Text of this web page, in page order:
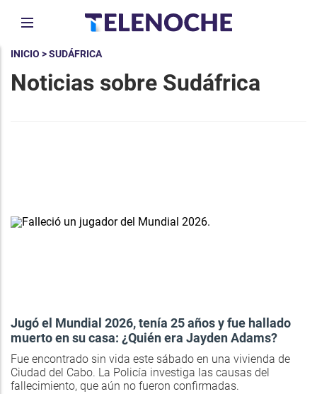
INICIO > SUDÁFRICA
Noticias sobre Sudáfrica
Jugó el Mundial 2026, tenía 25 años y fue hallado
muerto en su casa: ¿Quién era Jayden Adams?
Fue encontrado sin vida este sábado en una vivienda de
Ciudad del Cabo. La Policía investiga las causas del
fallecimiento, que aún no fueron confirmadas.